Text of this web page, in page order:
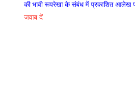
की भावी रूपरेखा के संबंध में प्रकाशित आलेख
जवाब दें